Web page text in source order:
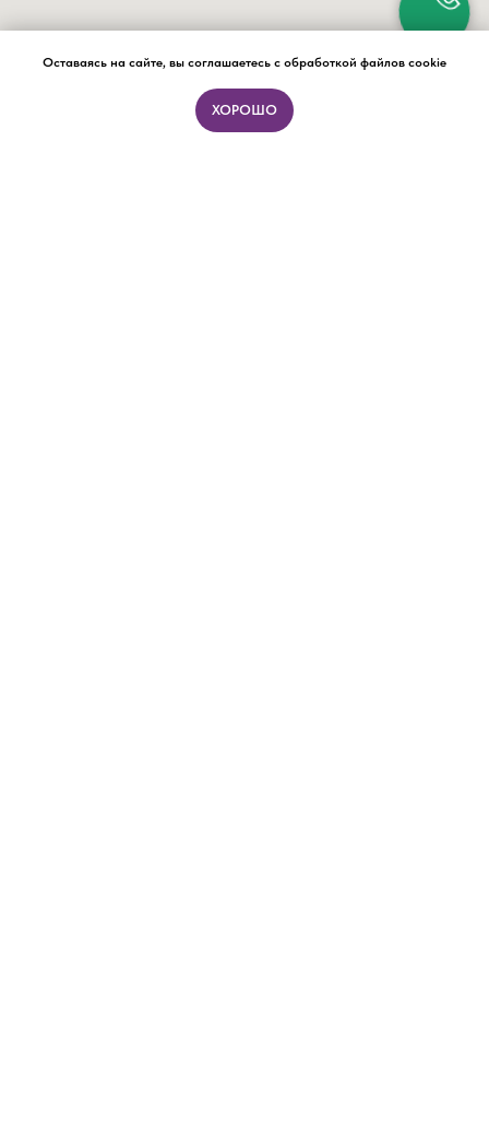
Оставаясь на сайте, вы соглашаетесь с обработкой файлов cookie
ХОРОШО
ПОДБОР ФОРМАТА ЗА 15 МИНУТ